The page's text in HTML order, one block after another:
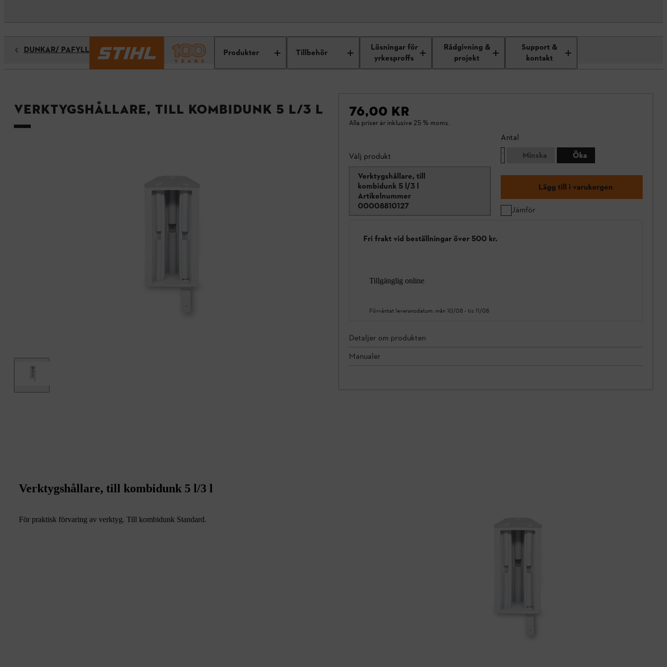
Produkter Tillbehör
Lösningar för
yrkesproffs
Rådgivning &
projekt
Support &
kontakt
DUNKAR/ PÅFYLLNINGSSYSTEM
Verktygshållare, till kombidunk 5 l/3 l 76,00 KR
Alla priser är inklusive 25 % moms.
Välj produkt
Verktygshållare, till
kombidunk 5 l/3 l
Artikelnummer
00008810127
Antal
Minska
Öka
Lägg till i varukorgen
Jämför
Fri frakt vid beställningar över 500 kr.
Tillgänglig online
Förväntat leveransdatum: mån 10/08 - tis 11/08
Detaljer om produkten
Manualer
Verktygshållare, till kombidunk 5 l/3 l
För praktisk förvaring av verktyg. Till kombidunk Standard.